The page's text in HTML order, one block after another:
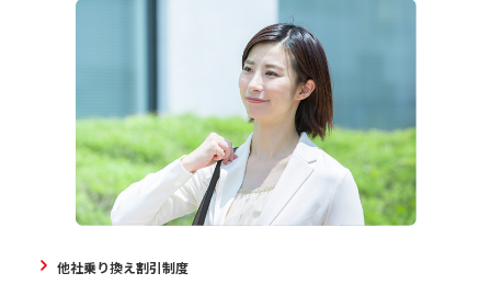
他社乗り換え割引制度